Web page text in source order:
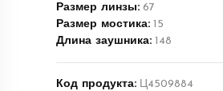
Размер линзы: 67
Размер мостика: 15
Длина заушника: 148
Код продукта: Ц4509884